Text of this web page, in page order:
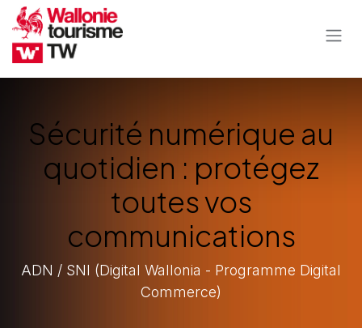
Se rendre au contenu
Sécurité numérique au
quotidien : protégez
toutes vos
communications
ADN / SNI (Digital Wallonia - Programme Digital
Commerce)